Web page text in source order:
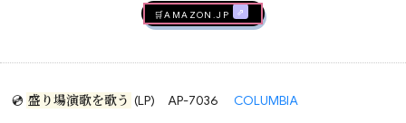
🛒AMAZON.jp
💿 盛り場演歌を歌う (LP) AP-7036
COLUMBIA